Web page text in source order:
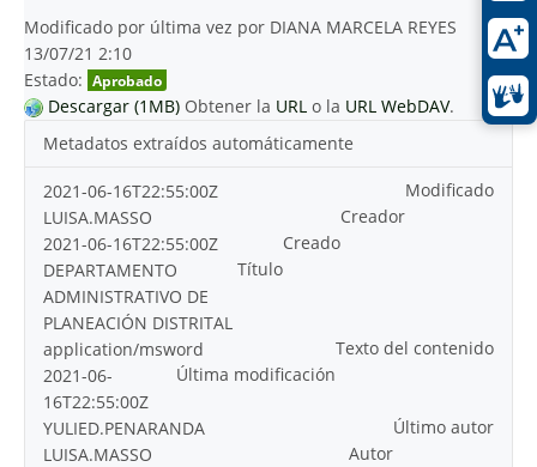
Modificado por última vez por DIANA MARCELA REYES
13/07/21 2:10
Estado: Aprobado
Descargar (1MB) Obtener la URL o la URL WebDAV.
Metadatos extraídos automáticamente
Modificado
2021-06-16T22:55:00Z
Creador
LUISA.MASSO
Creado
2021-06-16T22:55:00Z
Título
DEPARTAMENTO
ADMINISTRATIVO DE
PLANEACIÓN DISTRITAL
Texto del contenido
application/msword
Última modificación
2021-06-
16T22:55:00Z
Último autor
YULIED.PENARANDA
Autor
LUISA.MASSO